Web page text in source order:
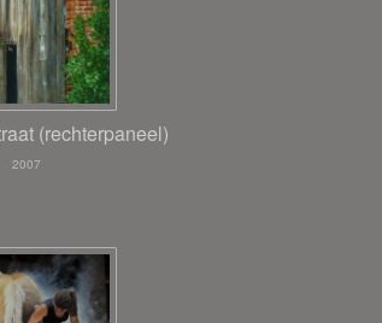
(rechterpaneel)
2007